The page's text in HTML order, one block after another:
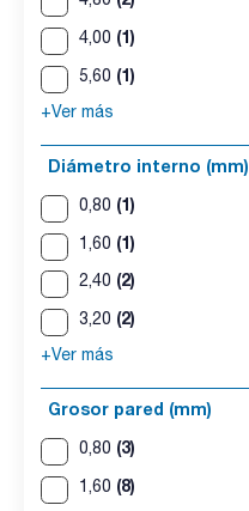
4,00 (1)
5,60 (1)
+Ver más
Diámetro interno (mm)
0,80 (1)
1,60 (1)
2,40 (2)
3,20 (2)
+Ver más
Grosor pared (mm)
0,80 (3)
1,60 (8)